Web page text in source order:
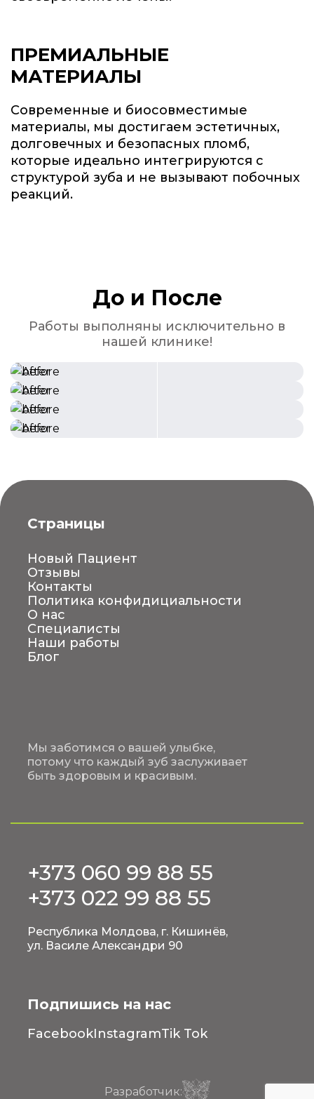
ПРЕМИАЛЬНЫЕ
МАТЕРИАЛЫ
Современные и биосовместимые
материалы, мы достигаем эстетичных,
долговечных и безопасных пломб,
которые идеально интегрируются с
структурой зуба и не вызывают побочных
реакций.
До и После
Работы выполняны исключительно в
нашей клинике!
Мы заботимся о вашей улыбке,
потому что каждый зуб заслуживает
быть здоровым и красивым.
Страницы
Новый Пациент
Отзывы
Контакты
Политика конфидициальности
О нас
Специалисты
Наши работы
Блог
+373 060 99 88 55
+373 022 99 88 55
Республика Молдова, г. Кишинёв,
ул. Василе Александри 90
Подпишись на нас
FacebookInstagramTik Tok
Разработчик: